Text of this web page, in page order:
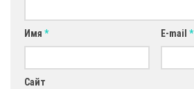
Имя * E-mail *
Сайт